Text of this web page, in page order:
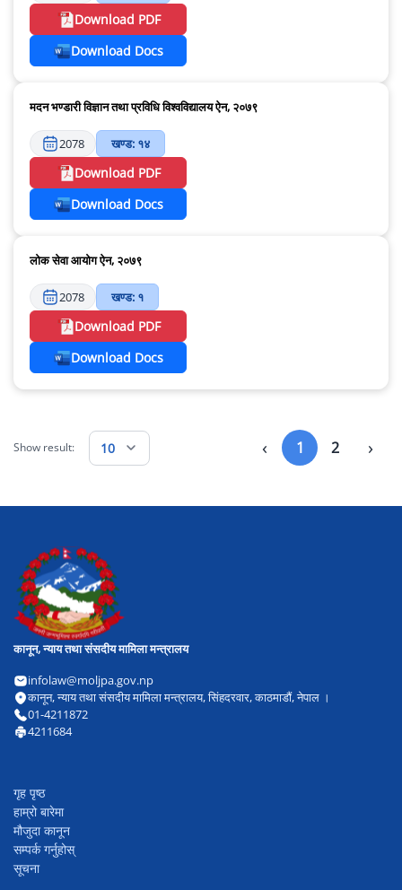
Download PDF
Download Docs
मदन भण्डारी विज्ञान तथा प्रविधि विश्वविद्यालय ऐन, २०७९
2078 खण्ड: १४
Download PDF
Download Docs
लोक सेवा आयोग ऐन, २०७९
2078 खण्ड: १
Download PDF
Download Docs
Show result: 10 ‹ 1 2 ›
कानून, न्याय तथा संसदीय मामिला मन्त्रालय
infolaw@moljpa.gov.np
कानून, न्याय तथा संसदीय मामिला मन्त्रालय, सिंहदरवार, काठमाडौं, नेपाल ।
01-4211872
4211684
गृह पृष्ठ
हाम्रो बारेमा
मौजुदा कानून
सम्पर्क गर्नुहोस्
सूचना